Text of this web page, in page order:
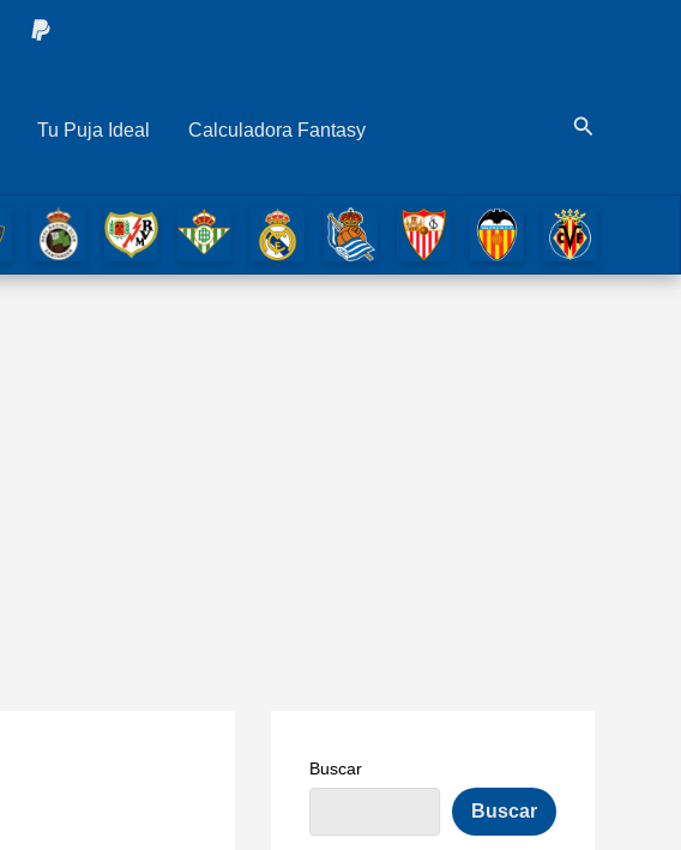
Tu Puja Ideal Calculadora Fantasy Buscar
Buscar
Buscar